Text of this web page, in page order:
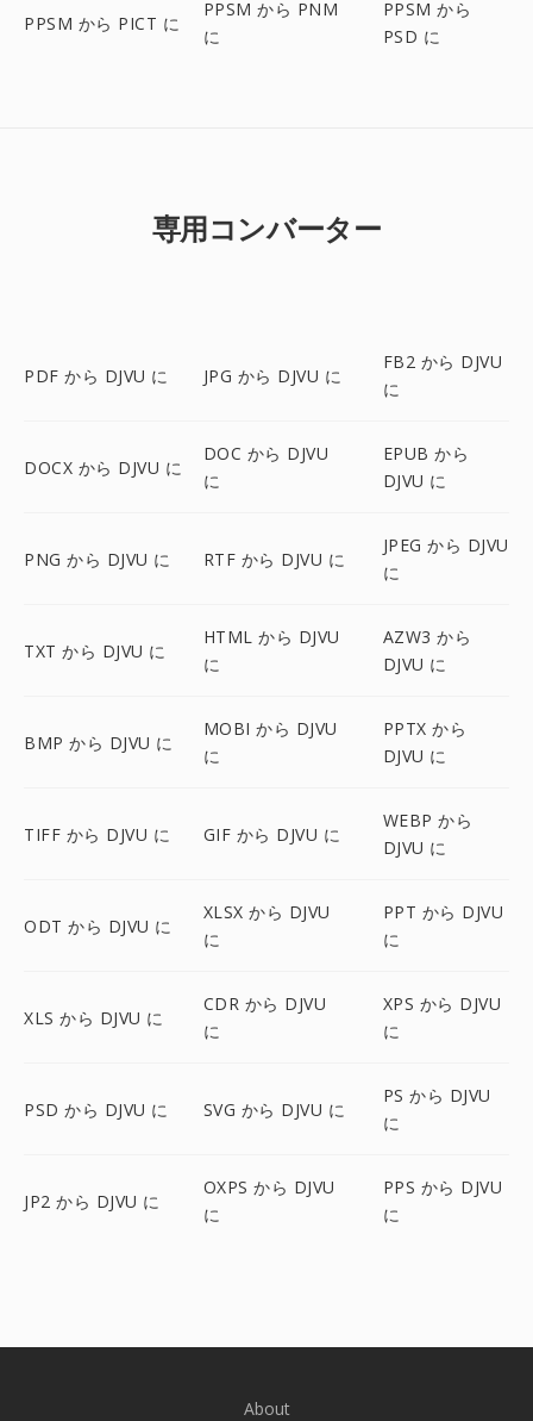
PPSM から PICT に
PPSM から PNM
に
PPSM から
PSD に
専用コンバーター
PDF から DJVU に JPG から DJVU に
FB2 から DJVU
に
DOCX から DJVU に
DOC から DJVU
に
EPUB から
DJVU に
PNG から DJVU に RTF から DJVU に
JPEG から DJVU
に
TXT から DJVU に
HTML から DJVU
に
AZW3 から
DJVU に
BMP から DJVU に
MOBI から DJVU
に
PPTX から
DJVU に
TIFF から DJVU に GIF から DJVU に
WEBP から
DJVU に
ODT から DJVU に
XLSX から DJVU
に
PPT から DJVU
に
XLS から DJVU に
CDR から DJVU
に
XPS から DJVU
に
PSD から DJVU に SVG から DJVU に
PS から DJVU
に
JP2 から DJVU に
OXPS から DJVU
に
PPS から DJVU
に
About